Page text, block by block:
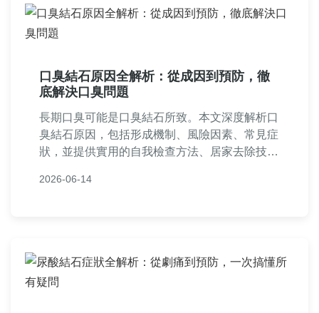
口臭結石原因全解析：從成因到預防，徹
底解決口臭問題
長期口臭可能是口臭結石所致。本文深度解析口
臭結石原因，包括形成機制、風險因素、常見症
狀，並提供實用的自我檢查方法、居家去除技巧
策略，並回答常見問題，如口臭結石會自行消失
2026-06-14